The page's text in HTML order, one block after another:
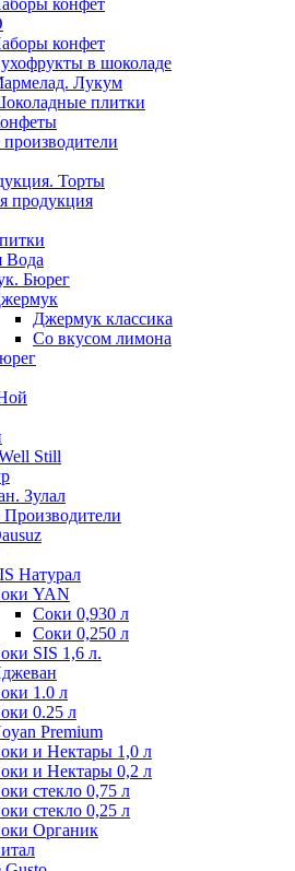
конфет
конфет
в шоколаде
Лукум
плитки
Торты
продукция
Вода
Бюрег
Джермук классика
Со вкусом лимона
Still
Зулал
Производители
Натурал
YAN
Соки 0,930 л
Соки 0,250 л
SIS 1,6 л.
1.0 л
0.25 л
Premium
и Нектары 1,0 л
и Нектары 0,2 л
стекло 0,75 л
стекло 0,25 л
Органик